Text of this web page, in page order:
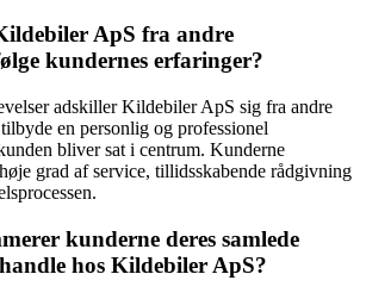
ApS fra andre
kundernes erfaringer?
adskiller Kildebiler ApS sig fra andre
en personlig og professionel
bliver sat i centrum. Kunderne
grad af service, tillidsskabende rådgivning
kunderne deres samlede
hos Kildebiler ApS?